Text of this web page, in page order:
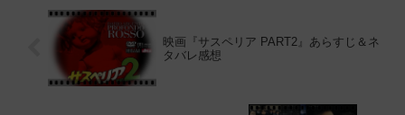
映画『サスペリア PART2』あらすじ＆ネ
タバレ感想